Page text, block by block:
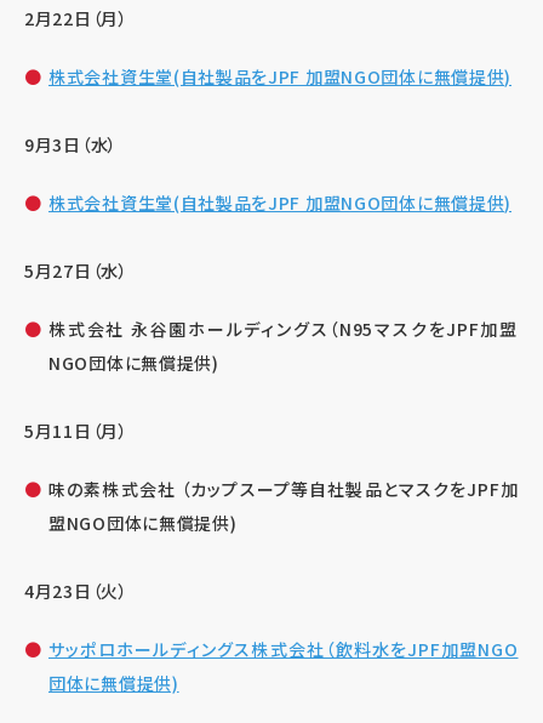
2月22日（月）
株式会社資生堂(自社製品をJPF 加盟NGO団体に無償提供)
9月3日（水）
株式会社資生堂(自社製品をJPF 加盟NGO団体に無償提供)
5月27日（水）
株式会社 永谷園ホールディングス（N95マスクをJPF加盟
NGO団体に無償提供)
5月11日（月）
味の素株式会社 （カップスープ等自社製品とマスクをJPF加
盟NGO団体に無償提供)
4月23日（火）
サッポロホールディングス株式会社（飲料水をJPF加盟NGO
団体に無償提供)